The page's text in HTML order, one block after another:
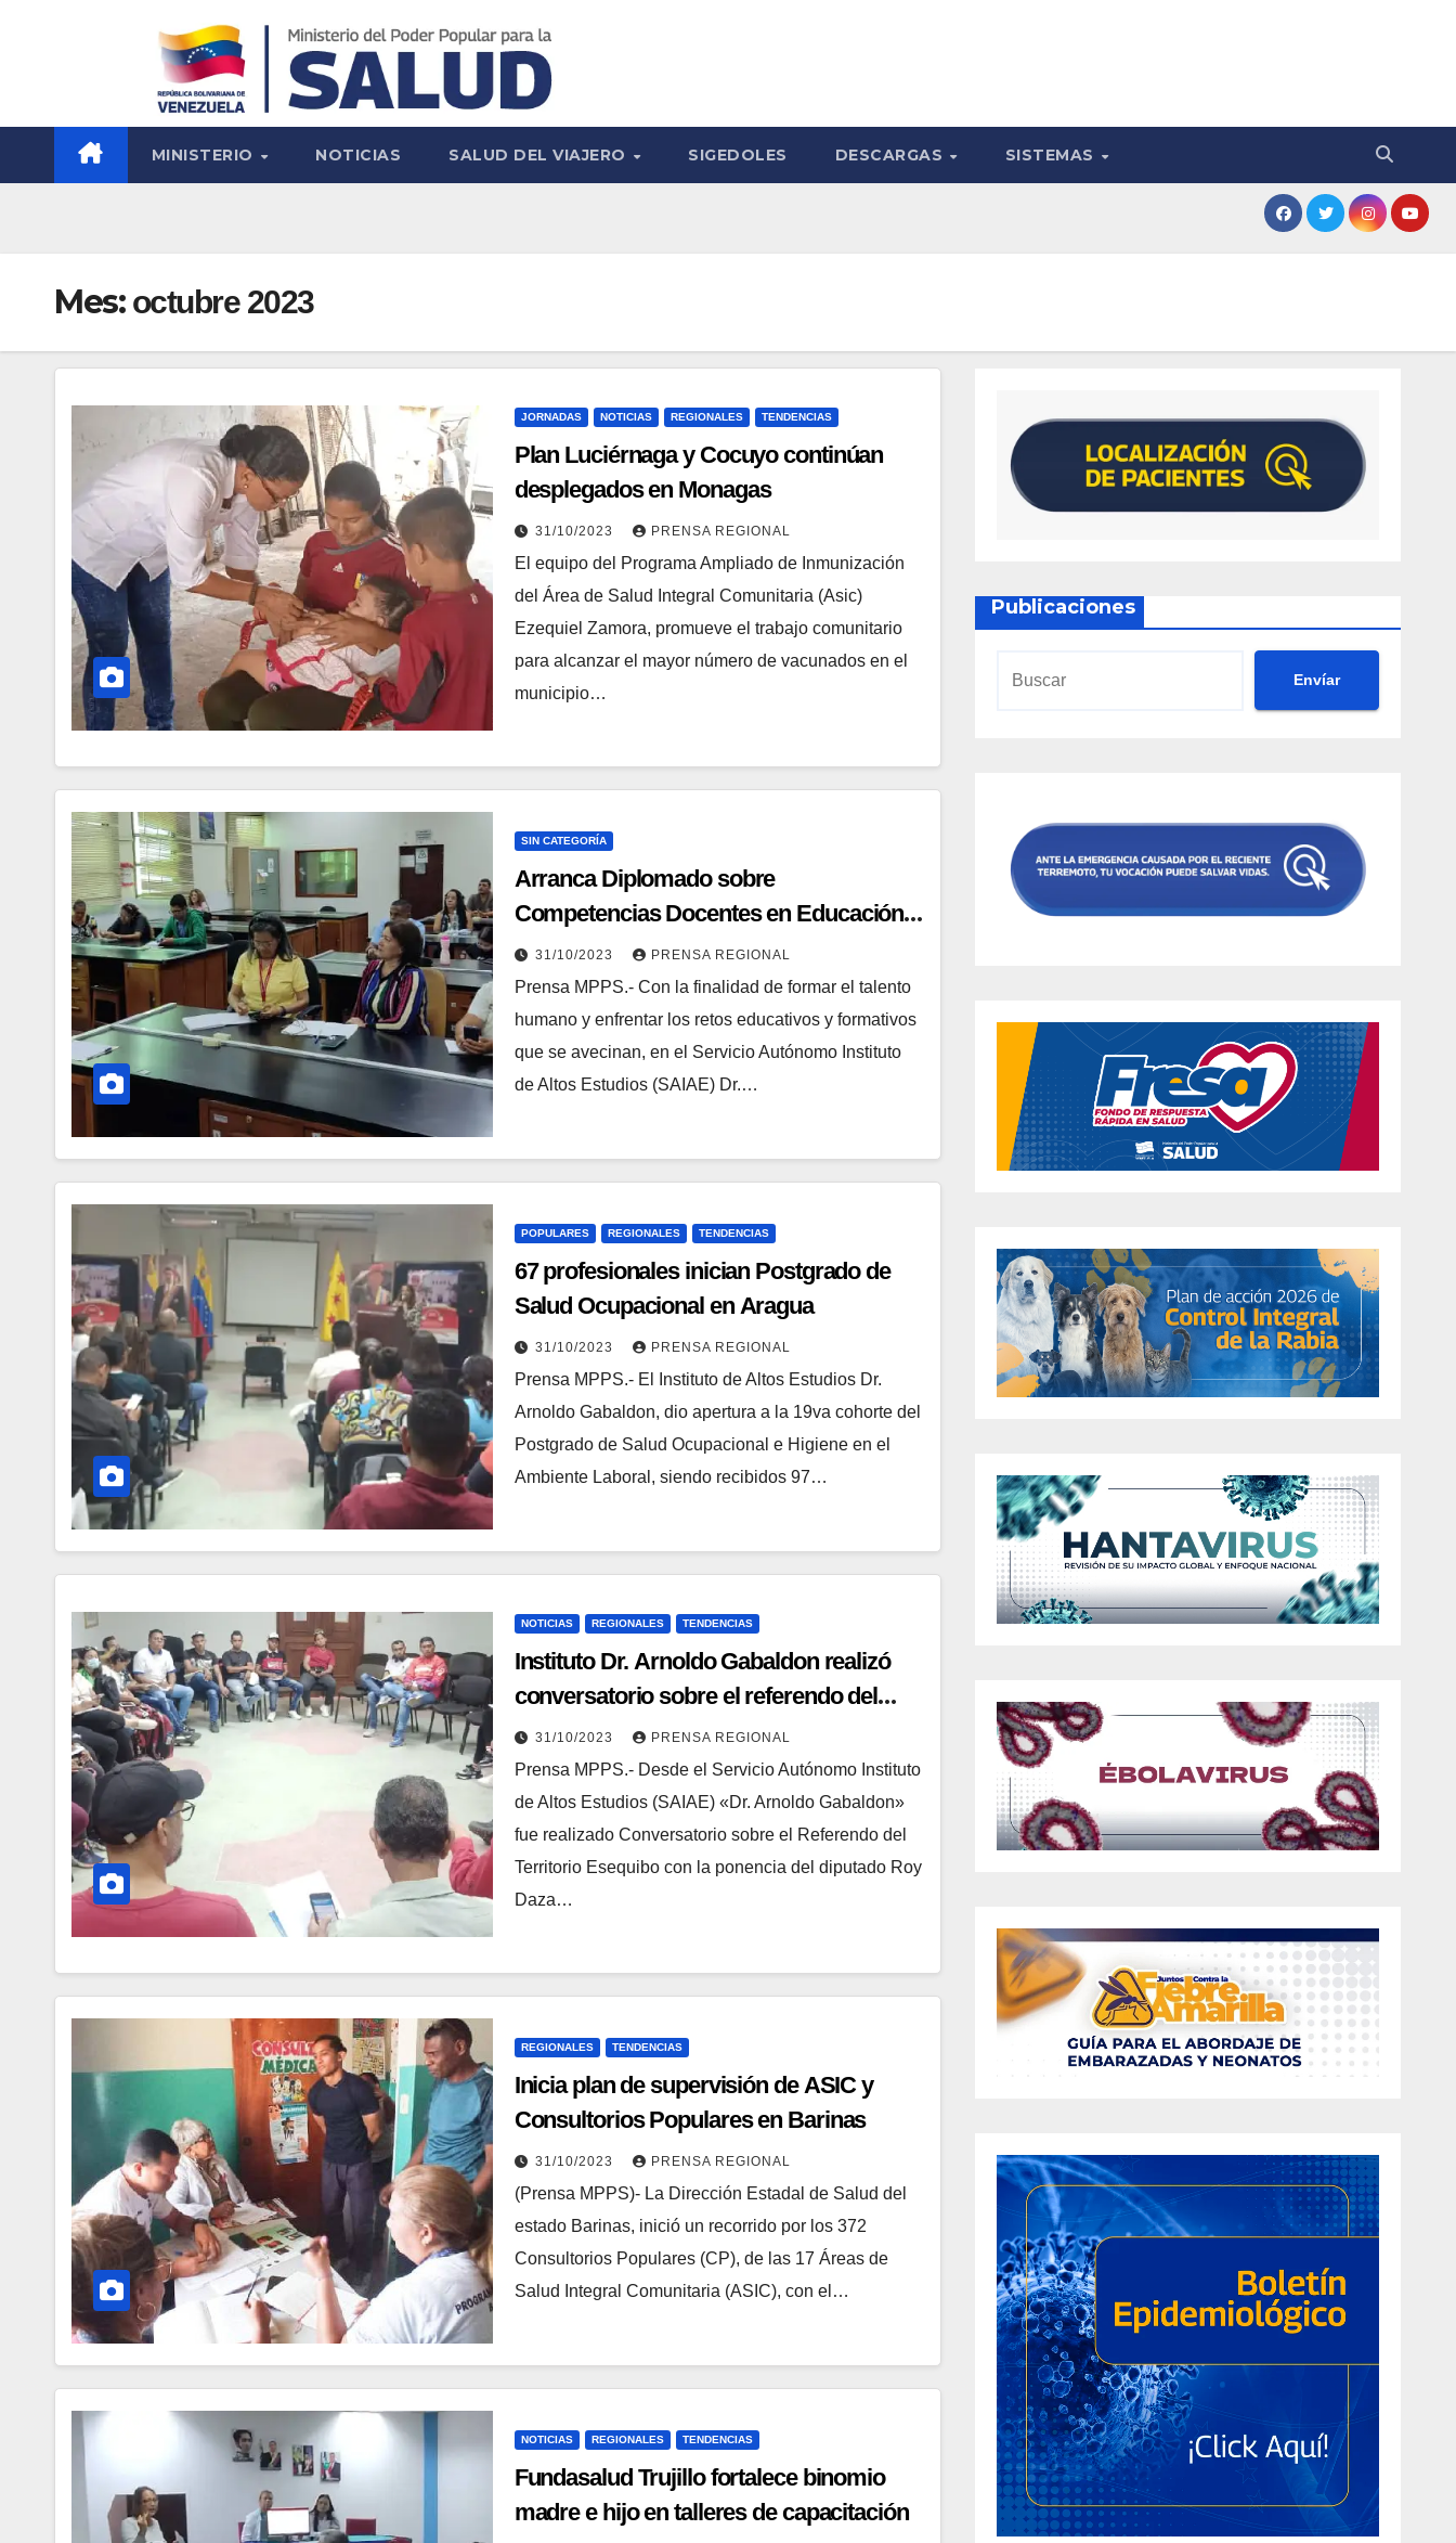
MINISTERIO NOTICIAS SALUD DEL VIAJERO SIGEDOLES DESCARGAS SISTEMAS
Mes: octubre 2023
JORNADAS NOTICIAS REGIONALES TENDENCIAS
Plan Luciérnaga y Cocuyo continúan
desplegados en Monagas
31/10/2023 PRENSA REGIONAL
El equipo del Programa Ampliado de Inmunización
del Área de Salud Integral Comunitaria (Asic)
Ezequiel Zamora, promueve el trabajo comunitario
para alcanzar el mayor número de vacunados en el
municipio…
SIN CATEGORÍA
Arranca Diplomado sobre
Competencias Docentes en Educación
Universitaria en Aragua
31/10/2023 PRENSA REGIONAL
Prensa MPPS.- Con la finalidad de formar el talento
humano y enfrentar los retos educativos y formativos
que se avecinan, en el Servicio Autónomo Instituto
de Altos Estudios (SAIAE) Dr.…
POPULARES REGIONALES TENDENCIAS
67 profesionales inician Postgrado de
Salud Ocupacional en Aragua
31/10/2023 PRENSA REGIONAL
Prensa MPPS.- El Instituto de Altos Estudios Dr.
Arnoldo Gabaldon, dio apertura a la 19va cohorte del
Postgrado de Salud Ocupacional e Higiene en el
Ambiente Laboral, siendo recibidos 97…
NOTICIAS REGIONALES TENDENCIAS
Instituto Dr. Arnoldo Gabaldon realizó
conversatorio sobre el referendo del
Esequibo
31/10/2023 PRENSA REGIONAL
Prensa MPPS.- Desde el Servicio Autónomo Instituto
de Altos Estudios (SAIAE) «Dr. Arnoldo Gabaldon»
fue realizado Conversatorio sobre el Referendo del
Territorio Esequibo con la ponencia del diputado Roy
Daza…
REGIONALES TENDENCIAS
Inicia plan de supervisión de ASIC y
Consultorios Populares en Barinas
31/10/2023 PRENSA REGIONAL
(Prensa MPPS)- La Dirección Estadal de Salud del
estado Barinas, inició un recorrido por los 372
Consultorios Populares (CP), de las 17 Áreas de
Salud Integral Comunitaria (ASIC), con el…
NOTICIAS REGIONALES TENDENCIAS
Fundasalud Trujillo fortalece binomio
madre e hijo en talleres de capacitación
Publicaciones
Envíar